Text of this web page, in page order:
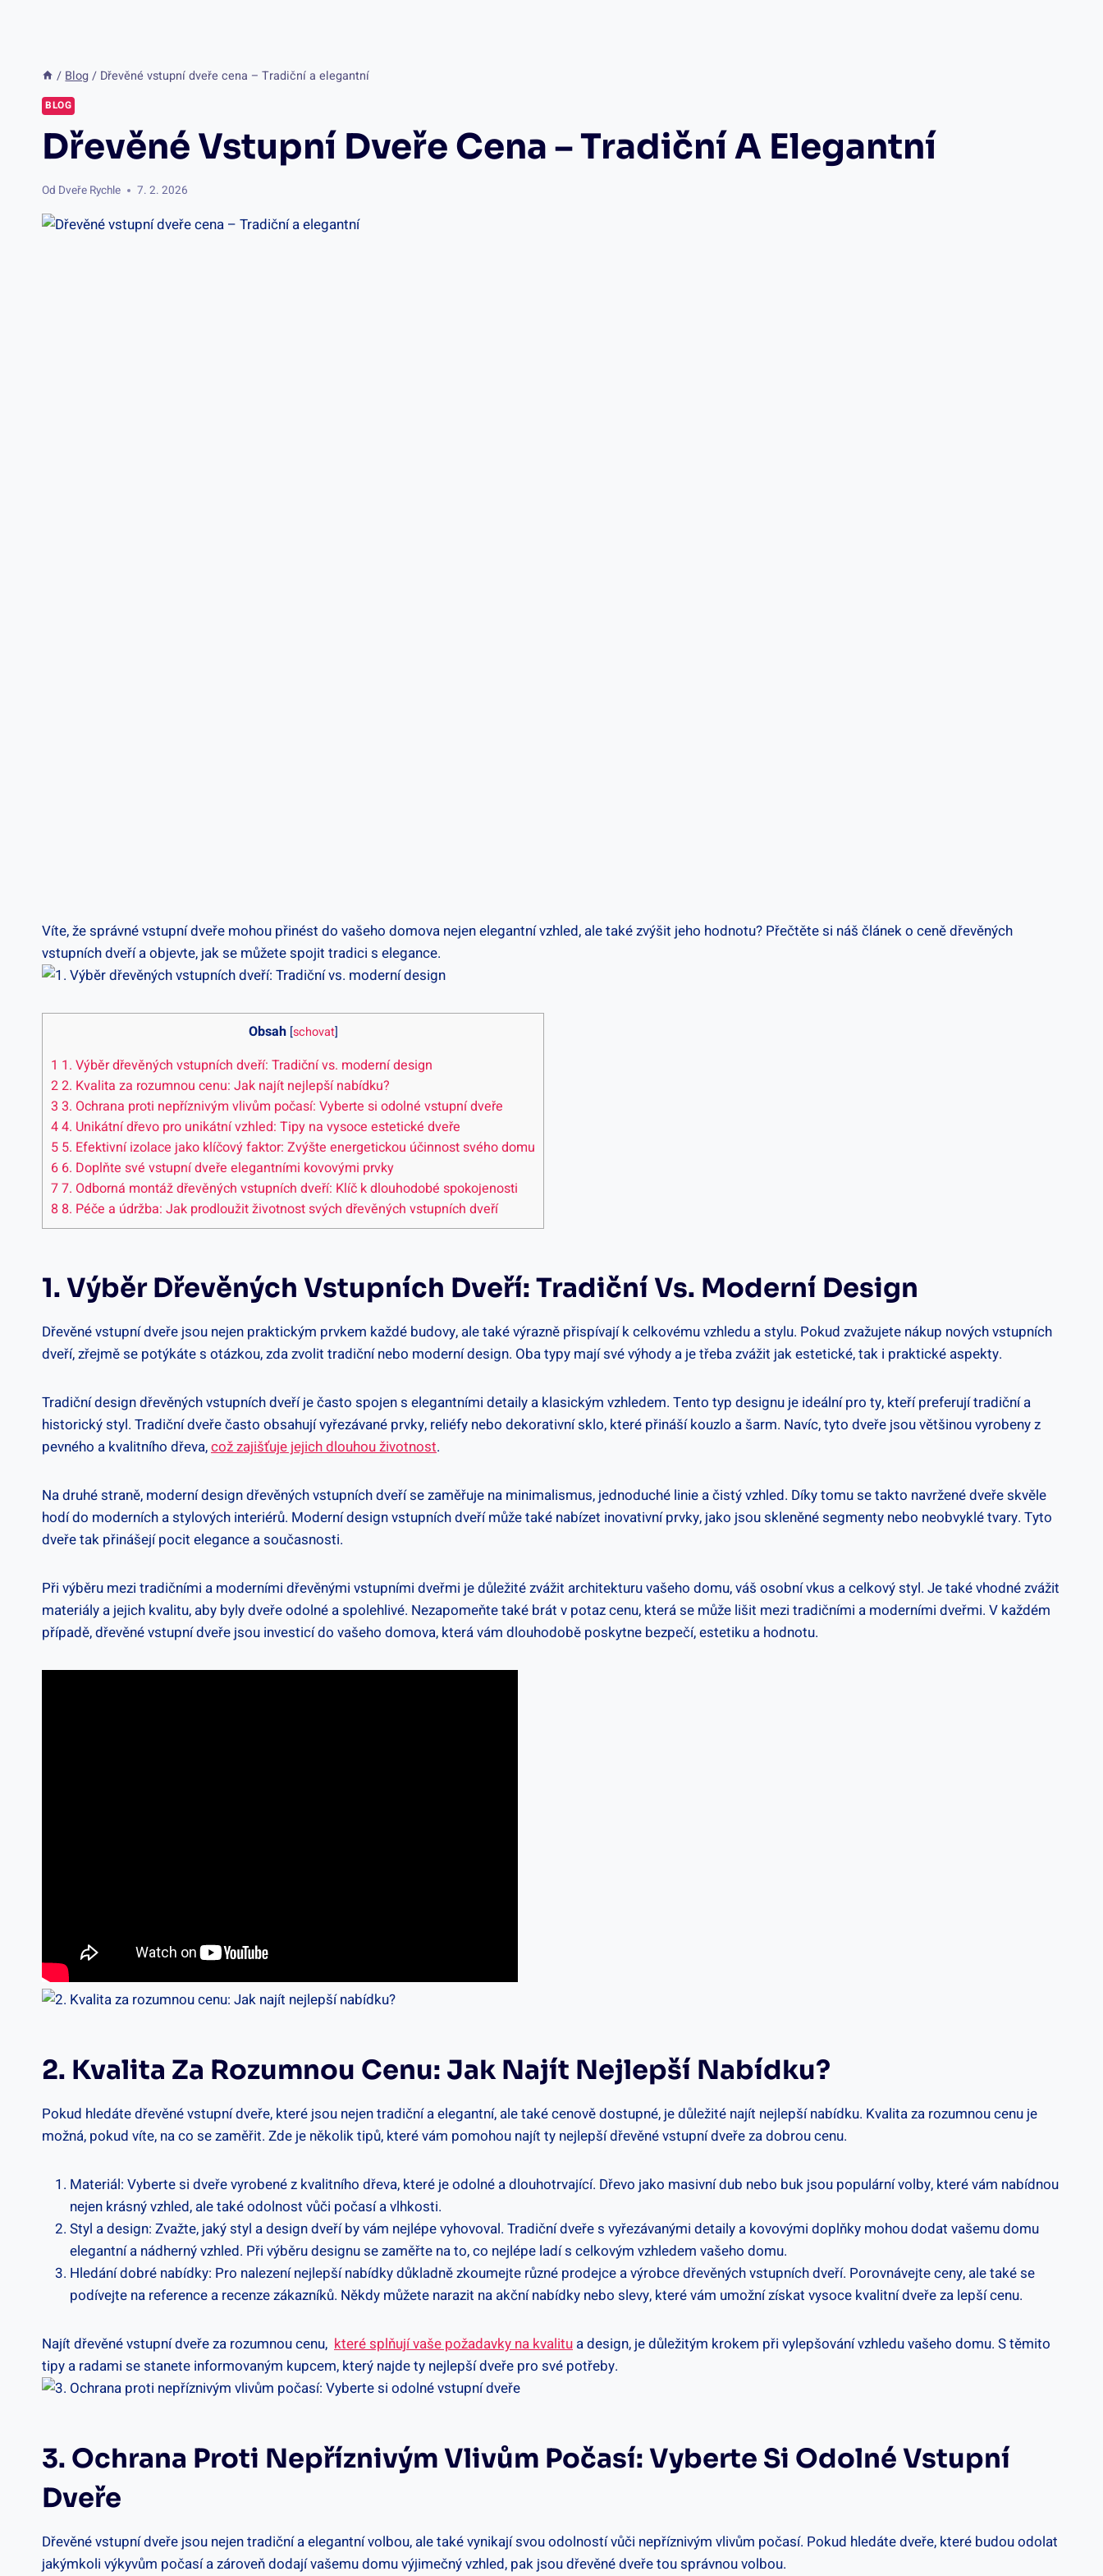
/ Blog / Dřevěné vstupní dveře cena – Tradiční a elegantní
BLOG
Dřevěné Vstupní Dveře Cena – Tradiční A Elegantní
Od Dveře Rychle 7. 2. 2026
Víte, že správné⁣ vstupní dveře mohou přinést do vašeho ‍domova nejen ‍elegantní vzhled, ale také zvýšit jeho ⁣hodnotu? Přečtěte si náš článek o ceně dřevěných
vstupních dveří a​ objevte, jak se můžete spojit⁣ tradici s elegance.
Obsah [schovat]
1 1. Výběr ​dřevěných vstupních‌ dveří: Tradiční vs. moderní design
22. Kvalita⁤ za rozumnou⁢ cenu: Jak najít nejlepší ​nabídku?
3 3. Ochrana​ proti⁤ nepříznivým vlivům počasí: Vyberte si odolné vstupní dveře
44. Unikátní dřevo ‌pro unikátní ⁤vzhled:⁤ Tipy ‌na vysoce estetické dveře
5 5. Efektivní izolace jako klíčový faktor: Zvýšte ⁤energetickou⁣ účinnost svého domu
6 6. Doplňte své vstupní‌ dveře elegantními kovovými prvky
77. Odborná ‌montáž dřevěných⁢ vstupních dveří: Klíč k dlouhodobé spokojenosti
8 8. Péče a údržba: Jak prodloužit životnost svých dřevěných‌ vstupních dveří
1. Výběr ​dřevěných Vstupních‌ Dveří: Tradiční Vs. Moderní Design
Dřevěné‍ vstupní‌ dveře jsou nejen praktickým​ prvkem každé budovy, ale také výrazně přispívají k celkovému vzhledu a‌ stylu. ⁢Pokud zvažujete‌ nákup nových vstupních⁤
dveří, ‍zřejmě se‍ potýkáte s otázkou, ⁣zda zvolit tradiční nebo moderní design. ​Oba typy ‌mají své výhody a ⁣je třeba zvážit jak⁣ estetické, tak i praktické aspekty.
Tradiční design dřevěných vstupních dveří ​je často spojen‌ s⁢ elegantními⁣ detaily a klasickým‍ vzhledem. Tento typ designu je ideální pro ty, kteří preferují tradiční ⁤a
historický styl. ‌Tradiční dveře často ⁣obsahují vyřezávané⁣ prvky, reliéfy ⁢nebo dekorativní sklo, ⁤které přináší kouzlo a šarm. Navíc, tyto dveře jsou většinou vyrobeny z
pevného a kvalitního dřeva,což zajišťuje jejich ⁣dlouhou životnost.
Na druhé straně, moderní design dřevěných vstupních dveří se⁢ zaměřuje na minimalismus, jednoduché linie a ‍čistý vzhled. Díky ​tomu se takto ⁢navržené ⁢dveře skvěle
hodí do moderních a⁣ stylových interiérů. Moderní design vstupních dveří může také nabízet ⁣inovativní ⁢prvky, jako jsou skleněné segmenty​ nebo neobvyklé tvary. Tyto
dveře tak přinášejí⁤ pocit ​elegance⁢ a současnosti.
Při ‌výběru mezi tradičními a moderními‍ dřevěnými vstupními dveřmi⁤ je důležité zvážit architekturu vašeho​ domu,⁤ váš osobní​ vkus a celkový styl. Je také‌ vhodné zvážit
materiály a jejich kvalitu, aby byly dveře odolné a spolehlivé. Nezapomeňte také brát v potaz cenu,⁢ která se může⁣ lišit mezi tradičními⁤ a moderními dveřmi. V každém
případě, dřevěné vstupní dveře jsou investicí do vašeho domova, která vám‌ dlouhodobě poskytne bezpečí,⁤ estetiku a​ hodnotu.
2. Kvalita⁤ Za Rozumnou⁢ Cenu: Jak Najít Nejlepší ​nabídku?
Pokud hledáte ⁢dřevěné‌ vstupní ‌dveře, které jsou ⁢nejen tradiční a elegantní, ale také cenově‍ dostupné, je ⁣důležité najít nejlepší‌ nabídku. ⁢Kvalita ⁢za rozumnou‍ cenu je
možná, pokud‍ víte, na co se zaměřit. ⁤Zde je několik ⁤tipů, které vám pomohou najít ty nejlepší dřevěné vstupní dveře ⁤za dobrou cenu.
Materiál: Vyberte si⁣ dveře vyrobené z kvalitního dřeva, které je odolné a dlouhotrvající. Dřevo ‍jako‌ masivní dub nebo buk ‌jsou populární volby, které vám nabídnou
nejen krásný vzhled, ale také ⁢odolnost vůči počasí a vlhkosti.
Styl a design: Zvažte, jaký styl ‌a design‌ dveří by vám nejlépe vyhovoval. Tradiční dveře s vyřezávanými detaily a kovovými doplňky mohou dodat vašemu domu
elegantní a​ nádherný vzhled. Při výběru designu se zaměřte ‍na to, co⁢ nejlépe ladí s celkovým vzhledem vašeho domu.
Hledání dobré nabídky: Pro ​nalezení nejlepší⁣ nabídky důkladně zkoumejte⁤ různé prodejce a výrobce dřevěných vstupních dveří. ‍Porovnávejte ceny, ale také ‌se
podívejte na⁢ reference a⁢ recenze zákazníků. Někdy můžete⁤ narazit na akční nabídky nebo slevy, které vám umožní​ získat⁢ vysoce kvalitní dveře⁤ za lepší ⁤cenu.
Najít dřevěné⁣ vstupní dveře​ za rozumnou cenu, ‍ které splňují vaše⁣ požadavky na kvalitu ​a design, je ​důležitým ​krokem při vylepšování vzhledu vašeho⁤ domu. S těmito
tipy a radami‌ se stanete informovaným kupcem, který najde ty nejlepší ‍dveře pro své potřeby.
3. Ochrana​ Proti⁤ Nepříznivým Vlivům Počasí: Vyberte Si Odolné Vstupní
Dveře
Dřevěné vstupní dveře jsou nejen ⁣tradiční⁣ a‌ elegantní ​volbou, ⁣ale také vynikají svou odolností vůči nepříznivým‍ vlivům počasí.⁢ Pokud​ hledáte ‌dveře, které budou odolat
⁤jakýmkoli výkyvům počasí a zároveň dodají vašemu domu ⁢výjimečný vzhled, pak jsou dřevěné dveře tou správnou ⁢volbou.